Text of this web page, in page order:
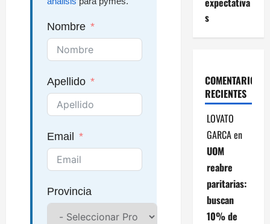
Nombre
Apellido
Email
Provincia
s
COMENTARIOS
RECIENTES
LOVATO
GARCAen
UOM
reabre
paritarias:
buscan
10% de